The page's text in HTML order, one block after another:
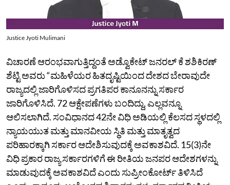
Justice Jyoti Mulimani
ವಿಚಾರಣೆ ಆರಂಭವಾಗುತ್ತಿದ್ದಂತೆ ಅಡ್ವೊಕೇಟ್‌ ಜನರಲ್‌ ಕೆ ಶಶಿಕಿರಣ್‌
ಶೆಟ್ಟಿ ಅವರು “ಮಹಿಳೆಯರ ಹಿತದೃಷ್ಟಿಯಿಂದ ದೇಶದ ಬೇರಾವುದೇ
ರಾಜ್ಯದಲ್ಲಿ ಜಾರಿಗೊಳಿಸದ ಪ್ರಗತಿಪರ ಕಾನೂನನ್ನು ಸರ್ಕಾರ
ಜಾರಿಗೊಳಿಸಿದೆ. 72 ಆಕ್ಷೇಪಣೆಗಳು ಬಂದಿದ್ದು, ಎಲ್ಲವನ್ನೂ
ಆಲಿಸಲಾಗಿದೆ. ಸಂವಿಧಾನದ 42ನೇ ವಿಧಿ ಅಡಿಯಲ್ಲಿ ಕೆಲಸದ ಸ್ಥಳದಲ್ಲಿ
ನ್ಯಾಯಯುತ ಮತ್ತು ಮಾನವೀಯ ಸ್ಥಿತಿ ಮತ್ತು ಮಾತೃತ್ವದ
ಪರಿಹಾರಕ್ಕಾಗಿ ಸರ್ಕಾರ ಆದೇಶಿಸುವುದಕ್ಕೆ ಅವಕಾಶವಿದೆ. 15(3)ನೇ
ವಿಧಿ ಪ್ರಕಾರ ರಾಜ್ಯ ಸರ್ಕಾರಗಳಿಗೆ ಈ ರೀತಿಯ ಜನಪರ ಆದೇಶಗಳನ್ನು
ಮಾಡುವುದಕ್ಕೆ ಅವಕಾಶವಿದೆ ಎಂದು ಸುಪ್ರೀಂಕೋರ್ಟ್‌ ತಿಳಿಸಿದೆ